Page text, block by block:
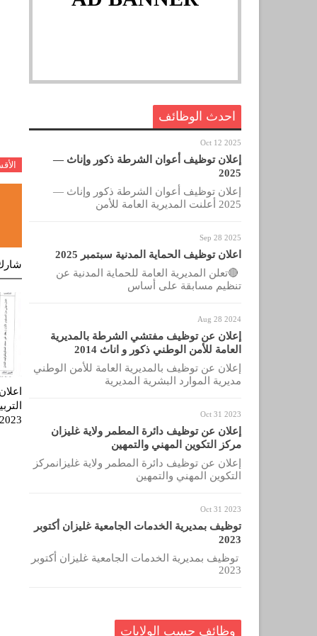
احدث الوظائف
Oct 12 2025
إعلان توظيف أعوان الشرطة ذكور وإناث —
2025
إعلان توظيف أعوان الشرطة ذكور وإناث —
2025 أعلنت المديرية العامة للأمن
Sep 28 2025
اعلان توظيف الحماية المدنية سبتمبر 2025
🔴تعلن المديرية العامة للحماية المدنية عن
تنظيم مسابقة على أساس
Aug 28 2024
إعلان عن توظيف مفتشي الشرطة بالمديرية
العامة للأمن الوطني ذكور و اناث 2014
إعلان عن توظيف بالمديرية العامة للأمن الوطني
مديرية الموارد البشرية المديرية
Oct 31 2023
إعلان عن توظيف دائرة المطمر ولاية غليزان
مركز التكوين المهني والتمهين
إعلان عن توظيف دائرة المطمر ولاية غليزانمركز
التكوين المهني والتمهين
Oct 31 2023
توظيف بمديرية الخدمات الجامعية غليزان أكتوبر
2023
توظيف بمديرية الخدمات الجامعية غليزان أكتوبر
2023
وظائف حسب الولايات
2023